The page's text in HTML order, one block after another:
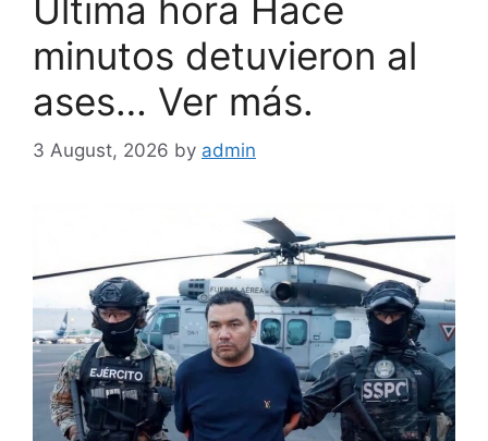
Última hora Hace
minutos detuvieron al
ases… Ver más.
3 August, 2026 by admin